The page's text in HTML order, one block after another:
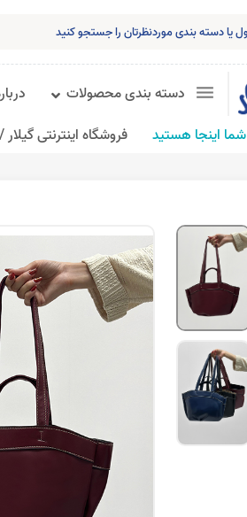
دسته بندی محصولات
شما اینجا هستید
فروشگاه اینترنتی گیلار /